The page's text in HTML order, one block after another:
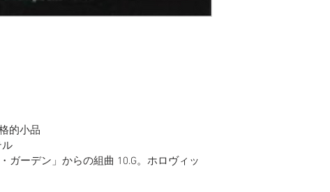
的小品
ル
ガーデン」からの組曲 10.G。ホロヴィッ